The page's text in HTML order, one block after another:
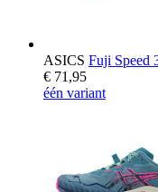
ASICS Fuji Speed
€ 71,95
één variant